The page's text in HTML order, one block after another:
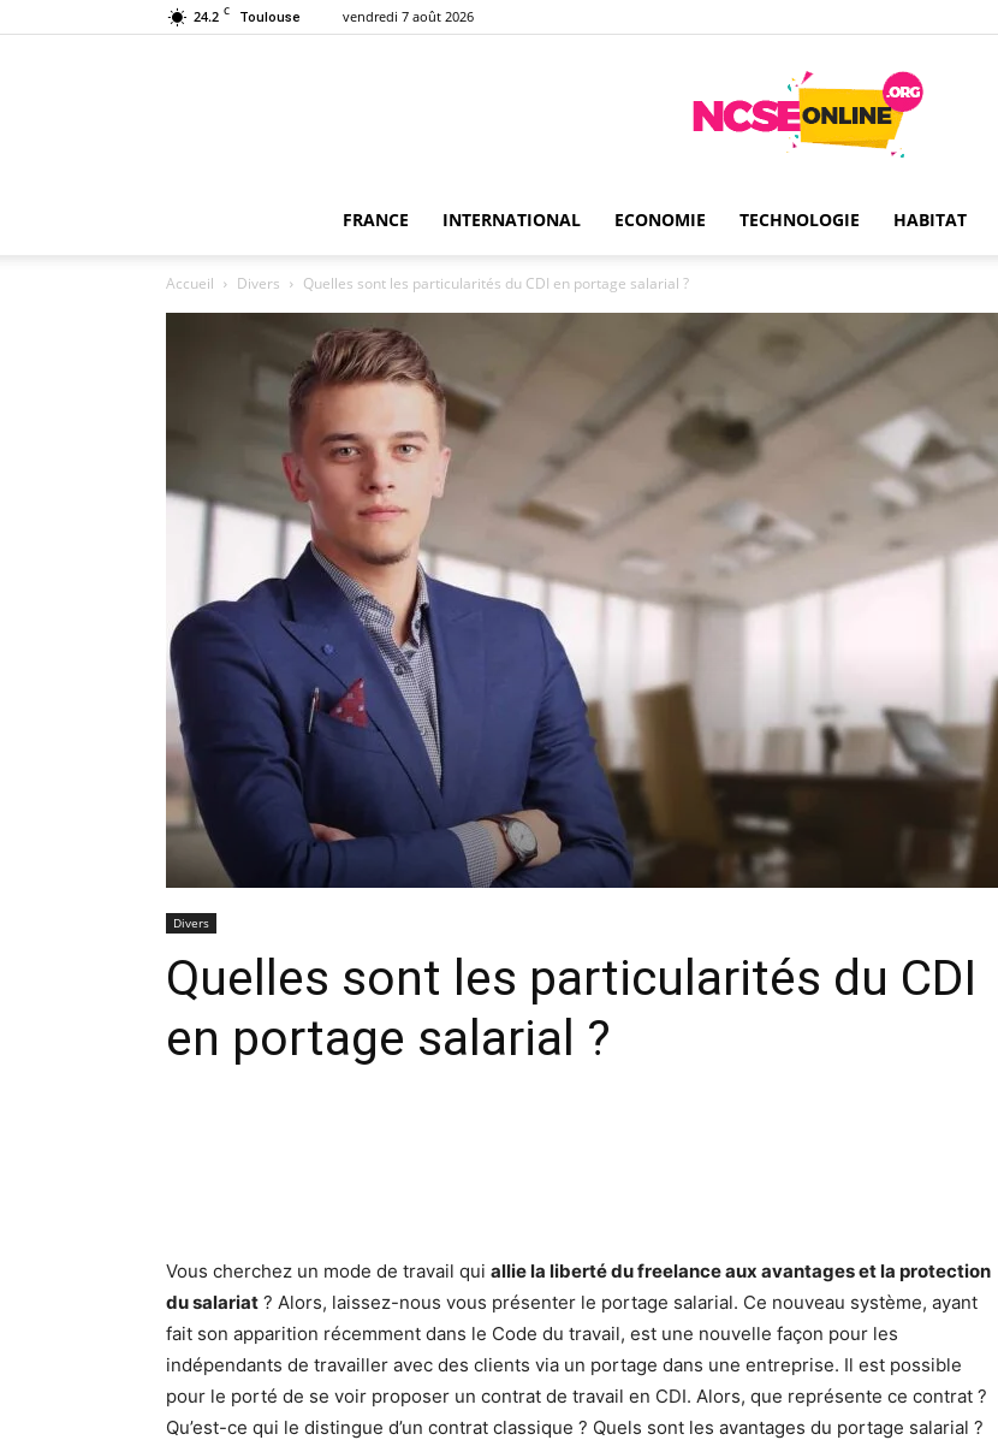
24.2 C Toulouse vendredi 7 août 2026
FRANCE INTERNATIONAL ECONOMIE TECHNOLOGIE HABITAT
Accueil Divers Quelles sont les particularités du CDI en portage salarial ?
Divers
Quelles sont les particularités du CDI
en portage salarial ?
Vous cherchez un mode de travail qui allie la liberté du freelance aux avantages et la protection
du salariat ? Alors, laissez-nous vous présenter le portage salarial. Ce nouveau système, ayant
fait son apparition récemment dans le Code du travail, est une nouvelle façon pour les
indépendants de travailler avec des clients via un portage dans une entreprise. Il est possible
pour le porté de se voir proposer un contrat de travail en CDI. Alors, que représente ce contrat ?
Qu’est-ce qui le distingue d’un contrat classique ? Quels sont les avantages du portage salarial ?